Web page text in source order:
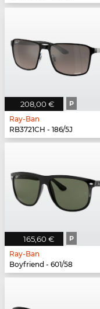
208,00 € P
Ray-Ban
RB3721CH - 186/5J
165,60 € P
Ray-Ban
Boyfriend - 601/58